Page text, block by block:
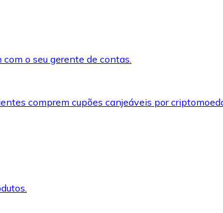
o seu gerente de contas.
comprem cupões canjeáveis por